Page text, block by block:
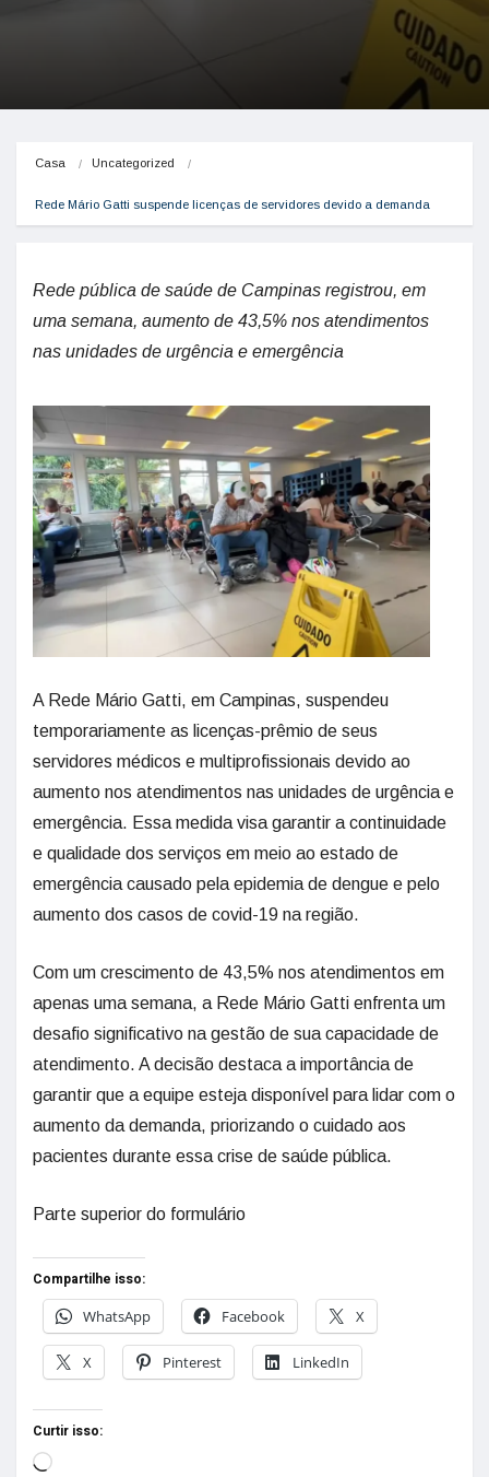
Casa Uncategorized
Rede Mário Gatti suspende licenças de servidores devido a demanda
Rede pública de saúde de Campinas registrou, em
uma semana, aumento de 43,5% nos atendimentos
nas unidades de urgência e emergência
A Rede Mário Gatti, em Campinas, suspendeu
temporariamente as licenças-prêmio de seus
servidores médicos e multiprofissionais devido ao
aumento nos atendimentos nas unidades de urgência e
emergência. Essa medida visa garantir a continuidade
e qualidade dos serviços em meio ao estado de
emergência causado pela epidemia de dengue e pelo
aumento dos casos de covid-19 na região.
Com um crescimento de 43,5% nos atendimentos em
apenas uma semana, a Rede Mário Gatti enfrenta um
desafio significativo na gestão de sua capacidade de
atendimento. A decisão destaca a importância de
garantir que a equipe esteja disponível para lidar com o
aumento da demanda, priorizando o cuidado aos
pacientes durante essa crise de saúde pública.
Parte superior do formulário
Compartilhe isso:
WhatsApp
Facebook X
X Pinterest LinkedIn
Curtir isso: